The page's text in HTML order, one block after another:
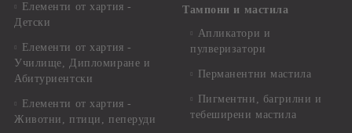
Елементи от хартия -
Детски
Елементи от хартия -
Училище, Дипломиране и
Абитуриентски
Елементи от хартия -
Животни, птици, пеперуди
Тампони и мастила
Апликатори и
пулверизатори
Перманентни мастила
Пигментни, багрилни и
тебеширени мастила